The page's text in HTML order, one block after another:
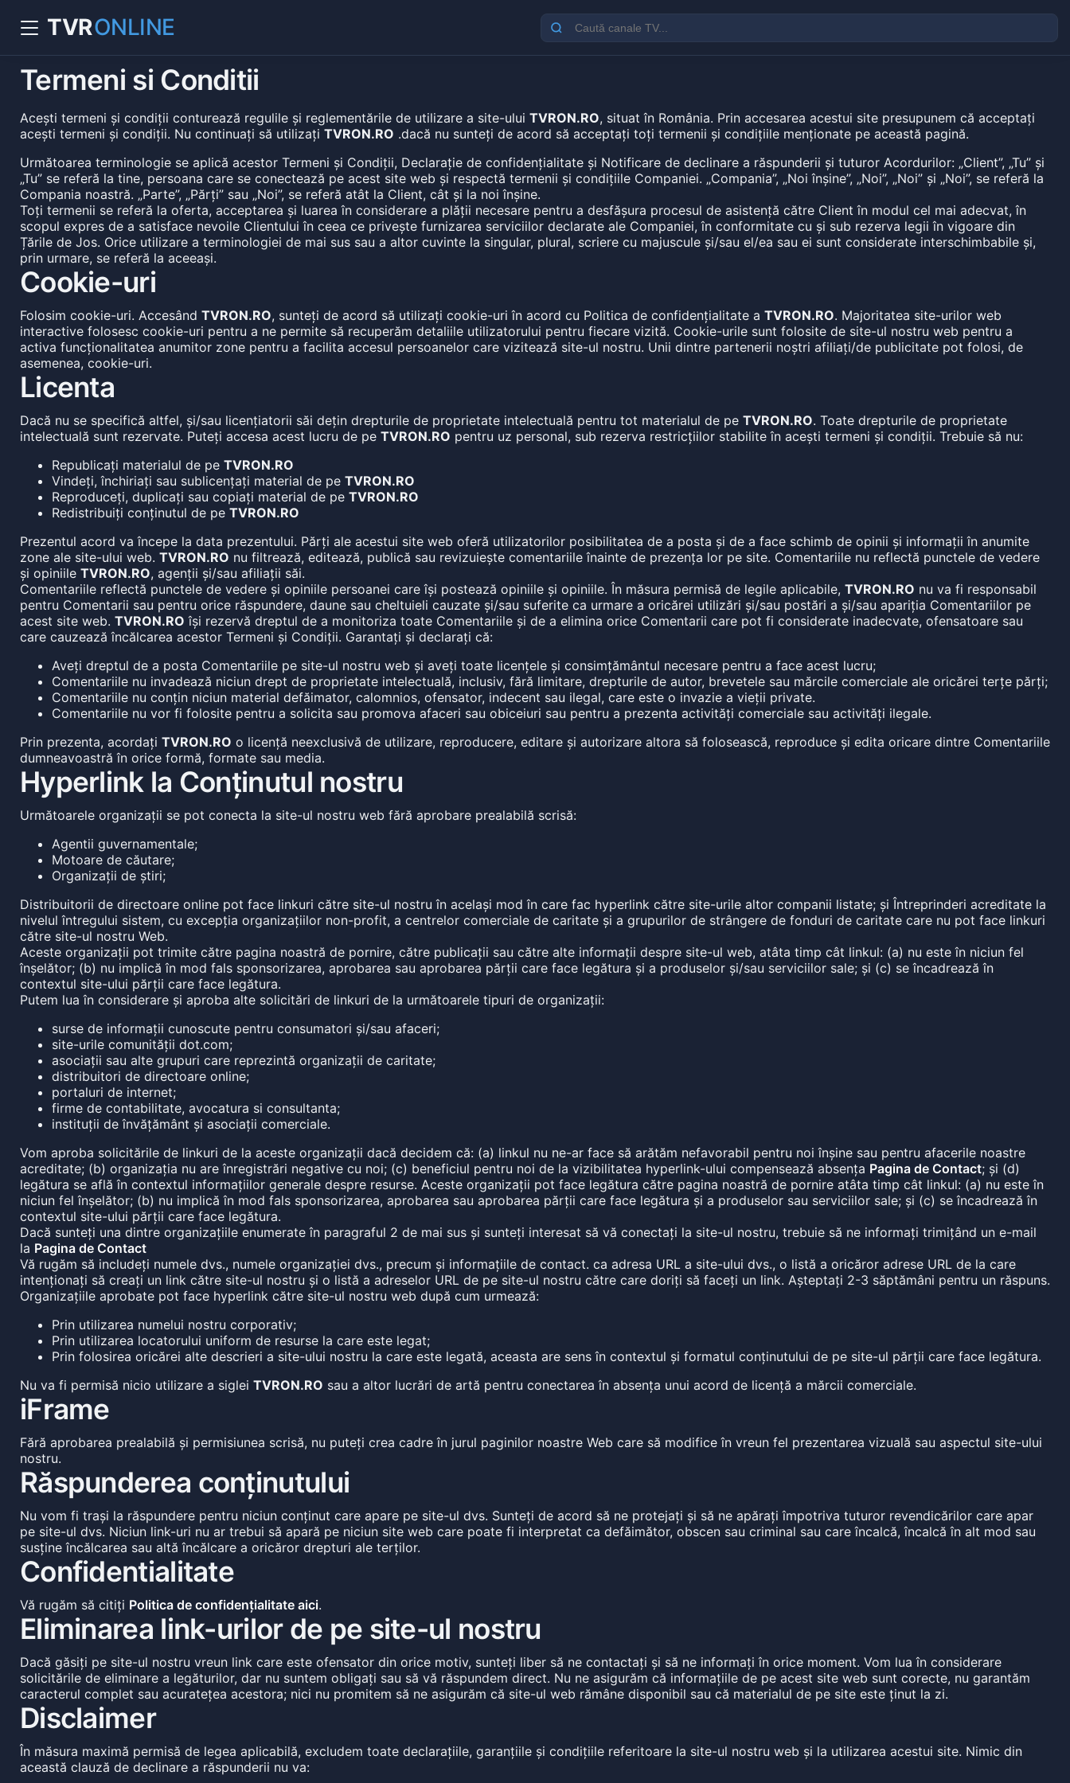
TVRONLINE
Termeni si Conditii
Acești termeni și condiții conturează regulile și reglementările de utilizare a site-ului TVRON.RO, situat în România. Prin accesarea acestui site presupunem că acceptați
acești termeni și condiții. Nu continuați să utilizați TVRON.RO .dacă nu sunteți de acord să acceptați toți termenii și condițiile menționate pe această pagină.
Următoarea terminologie se aplică acestor Termeni și Condiții, Declarație de confidențialitate și Notificare de declinare a răspunderii și tuturor Acordurilor: „Client”, „Tu” și
„Tu” se referă la tine, persoana care se conectează pe acest site web și respectă termenii și condițiile Companiei. „Compania”, „Noi înșine”, „Noi”, „Noi” și „Noi”, se referă la
Compania noastră. „Parte”, „Părți” sau „Noi”, se referă atât la Client, cât și la noi înșine.
Toți termenii se referă la oferta, acceptarea și luarea în considerare a plății necesare pentru a desfășura procesul de asistență către Client în modul cel mai adecvat, în
scopul expres de a satisface nevoile Clientului în ceea ce privește furnizarea serviciilor declarate ale Companiei, în conformitate cu și sub rezerva legii în vigoare din
Țările de Jos. Orice utilizare a terminologiei de mai sus sau a altor cuvinte la singular, plural, scriere cu majuscule și/sau el/ea sau ei sunt considerate interschimbabile și,
prin urmare, se referă la aceeași.
Cookie-uri
Folosim cookie-uri. Accesând TVRON.RO, sunteți de acord să utilizați cookie-uri în acord cu Politica de confidențialitate a TVRON.RO. Majoritatea site-urilor web
interactive folosesc cookie-uri pentru a ne permite să recuperăm detaliile utilizatorului pentru fiecare vizită. Cookie-urile sunt folosite de site-ul nostru web pentru a
activa funcționalitatea anumitor zone pentru a facilita accesul persoanelor care vizitează site-ul nostru. Unii dintre partenerii noștri afiliați/de publicitate pot folosi, de
asemenea, cookie-uri.
Licenta
Dacă nu se specifică altfel, și/sau licențiatorii săi dețin drepturile de proprietate intelectuală pentru tot materialul de pe TVRON.RO. Toate drepturile de proprietate
intelectuală sunt rezervate. Puteți accesa acest lucru de pe TVRON.RO pentru uz personal, sub rezerva restricțiilor stabilite în acești termeni și condiții. Trebuie să nu:
Republicați materialul de pe TVRON.RO
Vindeți, închiriați sau sublicențați material de pe TVRON.RO
Reproduceți, duplicați sau copiați material de pe TVRON.RO
Redistribuiți conținutul de pe TVRON.RO
Prezentul acord va începe la data prezentului. Părți ale acestui site web oferă utilizatorilor posibilitatea de a posta și de a face schimb de opinii și informații în anumite
zone ale site-ului web. TVRON.RO nu filtrează, editează, publică sau revizuiește comentariile înainte de prezența lor pe site. Comentariile nu reflectă punctele de vedere
și opiniile TVRON.RO, agenții și/sau afiliații săi.
Comentariile reflectă punctele de vedere și opiniile persoanei care își postează opiniile și opiniile. În măsura permisă de legile aplicabile, TVRON.RO nu va fi responsabil
pentru Comentarii sau pentru orice răspundere, daune sau cheltuieli cauzate și/sau suferite ca urmare a oricărei utilizări și/sau postări a și/sau apariția Comentariilor pe
acest site web. TVRON.RO își rezervă dreptul de a monitoriza toate Comentariile și de a elimina orice Comentarii care pot fi considerate inadecvate, ofensatoare sau
care cauzează încălcarea acestor Termeni și Condiții. Garantați și declarați că:
Aveți dreptul de a posta Comentariile pe site-ul nostru web și aveți toate licențele și consimțământul necesare pentru a face acest lucru;
Comentariile nu invadează niciun drept de proprietate intelectuală, inclusiv, fără limitare, drepturile de autor, brevetele sau mărcile comerciale ale oricărei terțe părți;
Comentariile nu conțin niciun material defăimator, calomnios, ofensator, indecent sau ilegal, care este o invazie a vieții private.
Comentariile nu vor fi folosite pentru a solicita sau promova afaceri sau obiceiuri sau pentru a prezenta activități comerciale sau activități ilegale.
Prin prezenta, acordați TVRON.RO o licență neexclusivă de utilizare, reproducere, editare și autorizare altora să folosească, reproduce și edita oricare dintre Comentariile
dumneavoastră în orice formă, formate sau media.
Hyperlink la Conținutul nostru
Următoarele organizații se pot conecta la site-ul nostru web fără aprobare prealabilă scrisă:
Agentii guvernamentale;
Motoare de căutare;
Organizații de știri;
Distribuitorii de directoare online pot face linkuri către site-ul nostru în același mod în care fac hyperlink către site-urile altor companii listate; și Întreprinderi acreditate la
nivelul întregului sistem, cu excepția organizațiilor non-profit, a centrelor comerciale de caritate și a grupurilor de strângere de fonduri de caritate care nu pot face linkuri
către site-ul nostru Web.
Aceste organizații pot trimite către pagina noastră de pornire, către publicații sau către alte informații despre site-ul web, atâta timp cât linkul: (a) nu este în niciun fel
înșelător; (b) nu implică în mod fals sponsorizarea, aprobarea sau aprobarea părții care face legătura și a produselor și/sau serviciilor sale; și (c) se încadrează în
contextul site-ului părții care face legătura.
Putem lua în considerare și aproba alte solicitări de linkuri de la următoarele tipuri de organizații:
surse de informații cunoscute pentru consumatori și/sau afaceri;
site-urile comunității dot.com;
asociații sau alte grupuri care reprezintă organizații de caritate;
distribuitori de directoare online;
portaluri de internet;
firme de contabilitate, avocatura si consultanta;
instituții de învățământ și asociații comerciale.
Vom aproba solicitările de linkuri de la aceste organizații dacă decidem că: (a) linkul nu ne-ar face să arătăm nefavorabil pentru noi înșine sau pentru afacerile noastre
acreditate; (b) organizația nu are înregistrări negative cu noi; (c) beneficiul pentru noi de la vizibilitatea hyperlink-ului compensează absența Pagina de Contact; și (d)
legătura se află în contextul informațiilor generale despre resurse. Aceste organizații pot face legătura către pagina noastră de pornire atâta timp cât linkul: (a) nu este în
niciun fel înșelător; (b) nu implică în mod fals sponsorizarea, aprobarea sau aprobarea părții care face legătura și a produselor sau serviciilor sale; și (c) se încadrează în
contextul site-ului părții care face legătura.
Dacă sunteți una dintre organizațiile enumerate în paragraful 2 de mai sus și sunteți interesat să vă conectați la site-ul nostru, trebuie să ne informați trimițând un e-mail
la Pagina de Contact
Vă rugăm să includeți numele dvs., numele organizației dvs., precum și informațiile de contact. ca adresa URL a site-ului dvs., o listă a oricăror adrese URL de la care
intenționați să creați un link către site-ul nostru și o listă a adreselor URL de pe site-ul nostru către care doriți să faceți un link. Așteptați 2-3 săptămâni pentru un răspuns.
Organizațiile aprobate pot face hyperlink către site-ul nostru web după cum urmează:
Prin utilizarea numelui nostru corporativ;
Prin utilizarea locatorului uniform de resurse la care este legat;
Prin folosirea oricărei alte descrieri a site-ului nostru la care este legată, aceasta are sens în contextul și formatul conținutului de pe site-ul părții care face legătura.
Nu va fi permisă nicio utilizare a siglei TVRON.RO sau a altor lucrări de artă pentru conectarea în absența unui acord de licență a mărcii comerciale.
iFrame
Fără aprobarea prealabilă și permisiunea scrisă, nu puteți crea cadre în jurul paginilor noastre Web care să modifice în vreun fel prezentarea vizuală sau aspectul site-ului
nostru.
Răspunderea conținutului
Nu vom fi trași la răspundere pentru niciun conținut care apare pe site-ul dvs. Sunteți de acord să ne protejați și să ne apărați împotriva tuturor revendicărilor care apar
pe site-ul dvs. Niciun link-uri nu ar trebui să apară pe niciun site web care poate fi interpretat ca defăimător, obscen sau criminal sau care încalcă, încalcă în alt mod sau
susține încălcarea sau altă încălcare a oricăror drepturi ale terților.
Confidentialitate
Vă rugăm să citiți Politica de confidențialitate aici.
Eliminarea link-urilor de pe site-ul nostru
Dacă găsiți pe site-ul nostru vreun link care este ofensator din orice motiv, sunteți liber să ne contactați și să ne informați în orice moment. Vom lua în considerare
solicitările de eliminare a legăturilor, dar nu suntem obligați sau să vă răspundem direct. Nu ne asigurăm că informațiile de pe acest site web sunt corecte, nu garantăm
caracterul complet sau acuratețea acestora; nici nu promitem să ne asigurăm că site-ul web rămâne disponibil sau că materialul de pe site este ținut la zi.
Disclaimer
În măsura maximă permisă de legea aplicabilă, excludem toate declarațiile, garanțiile și condițiile referitoare la site-ul nostru web și la utilizarea acestui site. Nimic din
această clauză de declinare a răspunderii nu va: